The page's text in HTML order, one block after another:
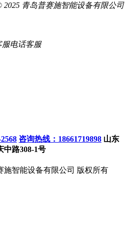
2025 青岛普赛施智能设备有限公司
电话客服
咨询热线：18661719898 山东
中路308-1号
施智能设备有限公司 版权所有